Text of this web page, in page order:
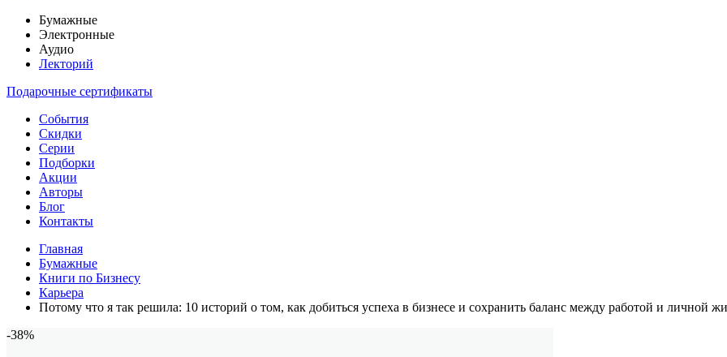
Бумажные
Электронные
Аудио
Лекторий
Подарочные сертификаты
События
Скидки
Серии
Подборки
Акции
Авторы
Блог
Контакты
Главная
Бумажные
Книги по Бизнесу
Карьера
Потому что я так решила: 10 историй о том, как добиться успеха в бизнесе и сохранить баланс между работой и личной
-38%